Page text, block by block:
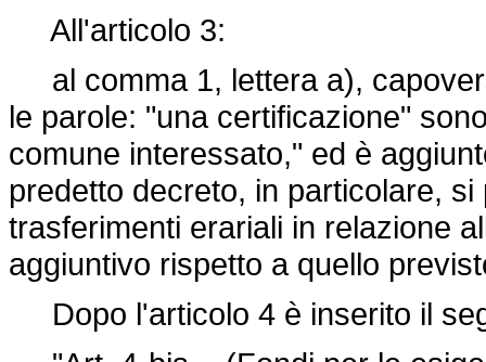
All'articolo 3:
al comma 1, lettera a),
le parole: "una certificazione"
comune interessato," ed è
predetto decreto, in particolare,
trasferimenti erariali in relazione
aggiuntivo rispetto a quello
Dopo l'articolo 4 è inserito il